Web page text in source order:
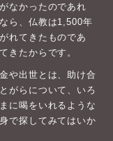
なかったのであれ
ら、仏教は1,500年
れてきたものであ
きたからです。
や出世とは、助け合
がらについて、いろ
に喝をいれるような
で探してみてはいか